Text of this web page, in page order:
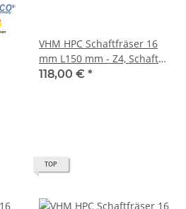
VHM HPC Schaftfräser 16
mm L150 mm - Z4, Schaft
HB, Drallwinkel 35/38°
118,00 € *
TOP